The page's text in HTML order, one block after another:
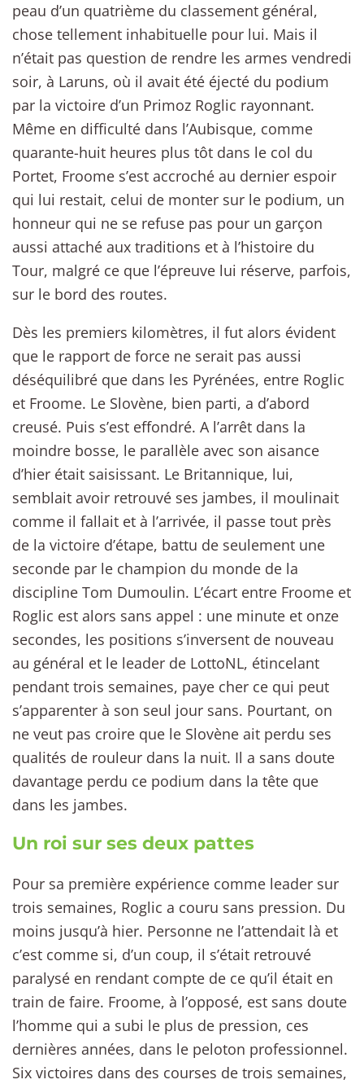
peau d’un quatrième du classement général,
chose tellement inhabituelle pour lui. Mais il
n’était pas question de rendre les armes vendredi
soir, à Laruns, où il avait été éjecté du podium
par la victoire d’un Primoz Roglic rayonnant.
Même en difficulté dans l’Aubisque, comme
quarante-huit heures plus tôt dans le col du
Portet, Froome s’est accroché au dernier espoir
qui lui restait, celui de monter sur le podium, un
honneur qui ne se refuse pas pour un garçon
aussi attaché aux traditions et à l’histoire du
Tour, malgré ce que l’épreuve lui réserve, parfois,
sur le bord des routes.
Dès les premiers kilomètres, il fut alors évident
que le rapport de force ne serait pas aussi
déséquilibré que dans les Pyrénées, entre Roglic
et Froome. Le Slovène, bien parti, a d’abord
creusé. Puis s’est effondré. A l’arrêt dans la
moindre bosse, le parallèle avec son aisance
d’hier était saisissant. Le Britannique, lui,
semblait avoir retrouvé ses jambes, il moulinait
comme il fallait et à l’arrivée, il passe tout près
de la victoire d’étape, battu de seulement une
seconde par le champion du monde de la
discipline Tom Dumoulin. L’écart entre Froome et
Roglic est alors sans appel : une minute et onze
secondes, les positions s’inversent de nouveau
au général et le leader de LottoNL, étincelant
pendant trois semaines, paye cher ce qui peut
s’apparenter à son seul jour sans. Pourtant, on
ne veut pas croire que le Slovène ait perdu ses
qualités de rouleur dans la nuit. Il a sans doute
davantage perdu ce podium dans la tête que
dans les jambes.
Un roi sur ses deux pattes
Pour sa première expérience comme leader sur
trois semaines, Roglic a couru sans pression. Du
moins jusqu’à hier. Personne ne l’attendait là et
c’est comme si, d’un coup, il s’était retrouvé
paralysé en rendant compte de ce qu’il était en
train de faire. Froome, à l’opposé, est sans doute
l’homme qui a subi le plus de pression, ces
dernières années, dans le peloton professionnel.
Six victoires dans des courses de trois semaines,